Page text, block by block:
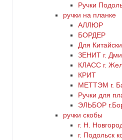
Ручки
ручки на планке
АЛЛЮР
БОРДЕР
Для
ЗЕНИТ г.
КЛАСС г.
КРИТ
МЕТТЭМ г.
Ручки для
ЭЛЬБОР
ручки скобы
г. Н.
г. Подольск